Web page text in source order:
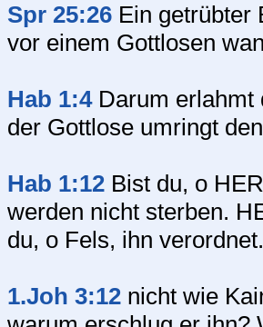
Spr 25:26 Ein getrübter
vor einem Gottlosen
Hab 1:4Darum erlahmt
der Gottlose umringt
Hab 1:12 Bist du, o
werden nicht sterben.
du, o Fels, ihn verordnet.
1.Joh 3:12 nicht wie